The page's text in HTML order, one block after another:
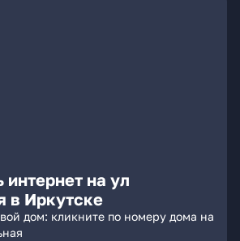
на ул
в Иркутске
дом: кликните по номеру дома на